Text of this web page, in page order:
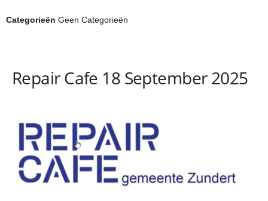
Categorieën Geen Categorieën
Repair Cafe 18 September 2025